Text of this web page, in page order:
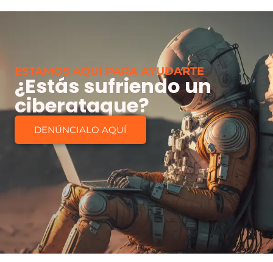
ESTAMOS AQUÍ PARA AYUDARTE
¿Estás sufriendo un
ciberataque?
DENÚNCIALO AQUÍ